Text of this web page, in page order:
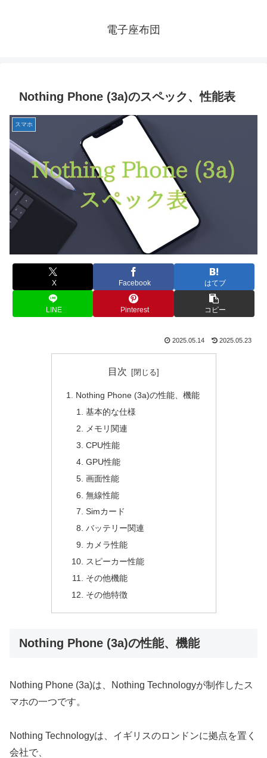
電子座布団
Nothing Phone (3a)のスペック、性能表
スマホ
X Facebook はてブ
LINE Pinterest コピー
2025.05.14 2025.05.23
目次
Nothing Phone (3a)の性能、機能
基本的な仕様
メモリ関連
CPU性能
GPU性能
画面性能
無線性能
Simカード
バッテリー関連
カメラ性能
スピーカー性能
その他機能
その他特徴
Nothing Phone (3a)の性能、機能
Nothing Phone (3a)は、Nothing Technologyが制作したス
マホの一つです。
Nothing Technologyは、イギリスのロンドンに拠点を置く
会社で、